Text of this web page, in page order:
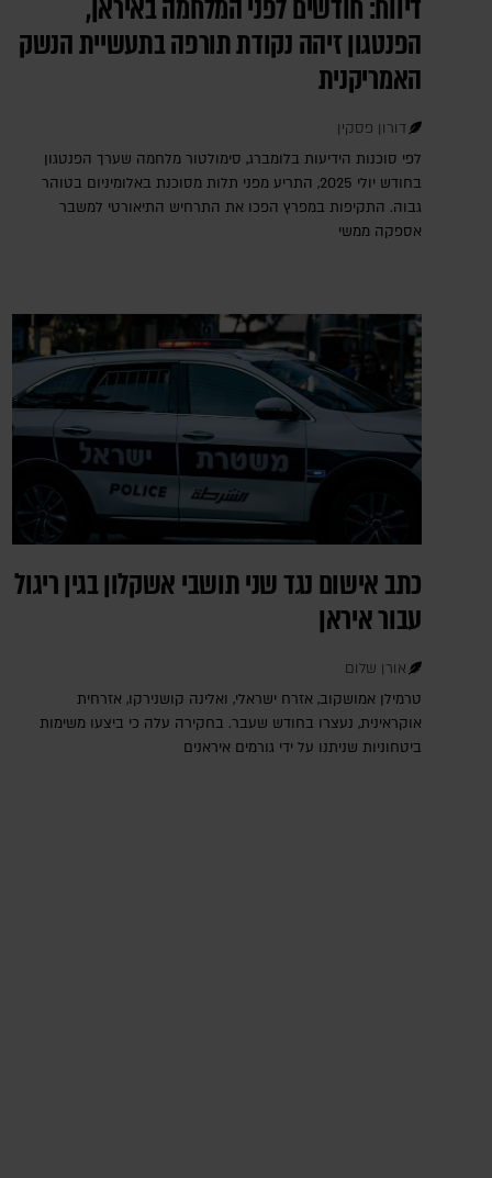
דיווח: חודשים לפני המלחמה באיראן,
הפנטגון זיהה נקודת תורפה בתעשיית הנשק
האמריקנית
דורון פסקין
לפי סוכנות הידיעות בלומברג, סימולטור מלחמה שערך הפנטגון
בחודש יולי 2025, התריע מפני תלות מסוכנת באלומיניום בטוהר
גבוה. התקיפות במפרץ הפכו את התרחיש התיאורטי למשבר
אספקה ממשי
כתב אישום נגד שני תושבי אשקלון בגין ריגול
עבור איראן
אורן שלום
טרמילן אמושקוב, אזרח ישראלי, ואלינה קושנירקו, אזרחית
אוקראינית, נעצרו בחודש שעבר. בחקירה עלה כי ביצעו משימות
ביטחוניות שניתנו על ידי גורמים איראנים